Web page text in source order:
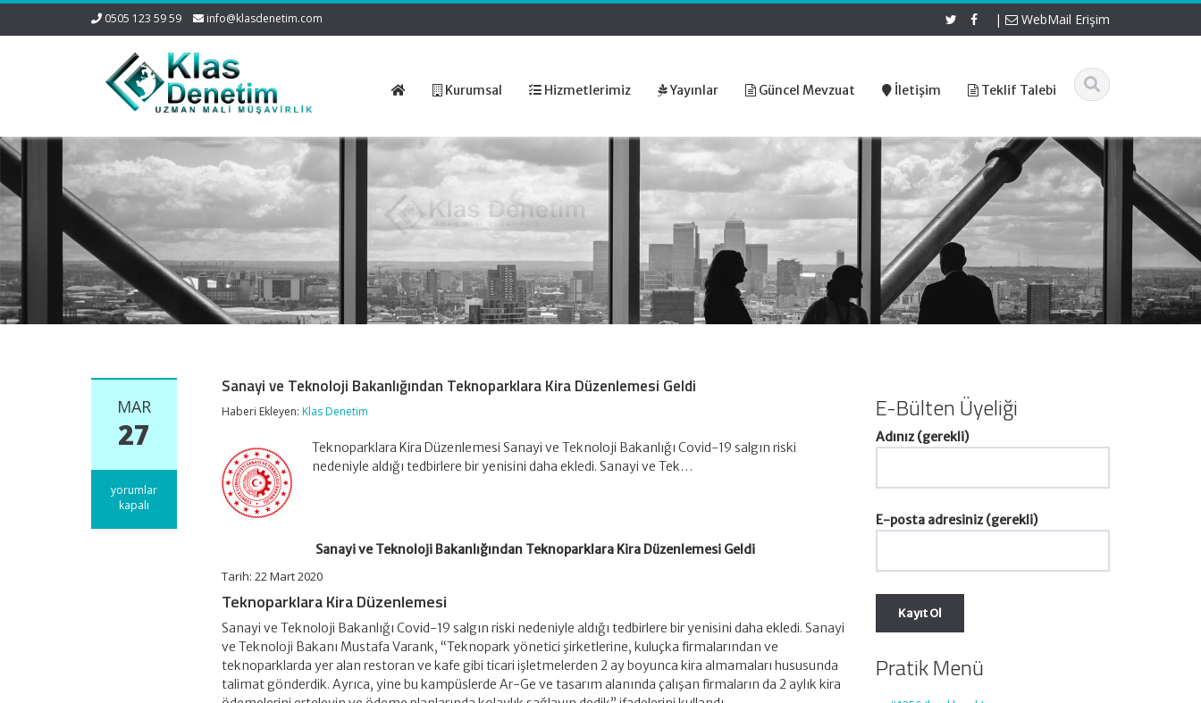
0505 123 59 59 info@klasdenetim.com | WebMail Erişim
Kurumsal Hizmetlerimiz Yayınlar Güncel Mevzuat İletişim Teklif Talebi
MAR
27
Sanayi
ve
yorumlar
kapalı
Sanayi ve Teknoloji Bakanlığından Teknoparklara Kira Düzenlemesi Geldi
Haberi Ekleyen:Klas Denetim
Teknoparklara Kira Düzenlemesi Sanayi ve Teknoloji Bakanlığı Covid-19 salgın riski
nedeniyle aldığı tedbirlere bir yenisini daha ekledi. Sanayi ve Tek…
Sanayi ve Teknoloji Bakanlığından Teknoparklara Kira Düzenlemesi Geldi
Tarih: 22 Mart 2020
Teknoparklara Kira Düzenlemesi
Sanayi ve Teknoloji Bakanlığı Covid-19 salgın riski nedeniyle aldığı tedbirlere bir yenisini daha ekledi. Sanayi
ve Teknoloji Bakanı Mustafa Varank, “Teknopark yönetici şirketlerine, kuluçka firmalarından ve
teknoparklarda yer alan restoran ve kafe gibi ticari işletmelerden 2 ay boyunca kira almamaları hususunda
talimat gönderdik. Ayrıca, yine bu kampüslerde Ar-Ge ve tasarım alanında çalışan firmaların da 2 aylık kira
E-Bülten Üyeliği
Adınız (gerekli)
E-posta adresiniz (gerekli)
Pratik Menü